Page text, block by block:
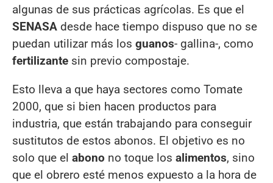
algunas de sus prácticas agrícolas. Es que el
SENASA desde hace tiempo dispuso que no se
puedan utilizar más los guanos- gallina-, como
fertilizante sin previo compostaje.
Esto lleva a que haya sectores como Tomate
2000, que si bien hacen productos para
industria, que están trabajando para conseguir
sustitutos de estos abonos. El objetivo es no
solo que el abono no toque los alimentos, sino
que el obrero esté menos expuesto a la hora de